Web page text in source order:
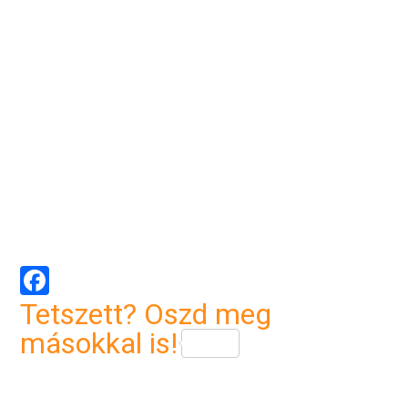
Facebook
Tetszett? Oszd meg
másokkal is!